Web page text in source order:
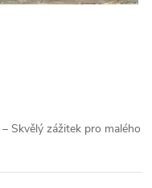
– Skvělý zážitek pro malého